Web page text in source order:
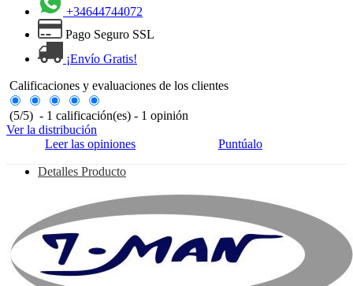
+34644744072
Pago Seguro SSL
¡Envío Gratis!
Calificaciones y evaluaciones de los clientes
(5/5) - 1 calificación(es) - 1 opinión
Ver la distribución
Leer las opiniones
Puntúalo
Detalles Producto